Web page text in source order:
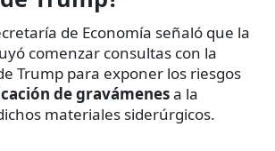
de Economía señaló que la
comenzar consultas con la
Trump para exponer los riesgos
de gravámenesa la
materiales siderúrgicos.